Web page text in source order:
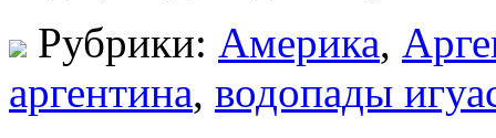
Рубрики: Америка,
аргентина, водопады